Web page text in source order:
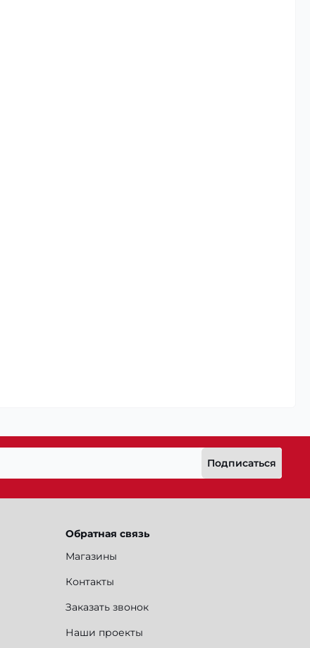
Подписаться
Обратная связь
Магазины
Контакты
Заказать звонок
Наши проекты